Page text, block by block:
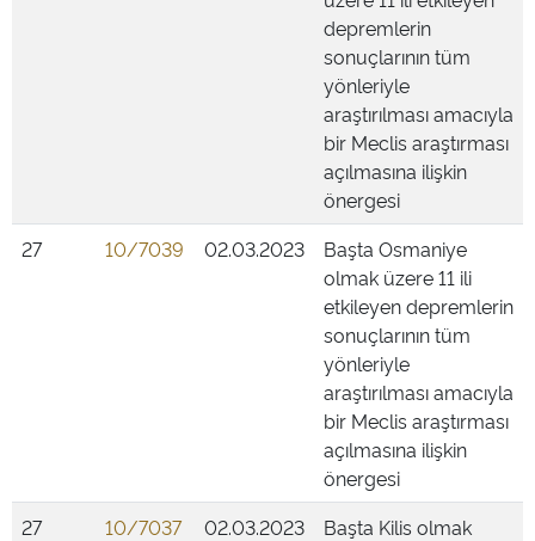
depremlerin
sonuçlarının tüm
yönleriyle
araştırılması amacıyla
bir Meclis araştırması
açılmasına ilişkin
önergesi
27
10/7039 02.03.2023
Başta Osmaniye
olmak üzere 11 ili
etkileyen depremlerin
sonuçlarının tüm
yönleriyle
araştırılması amacıyla
bir Meclis araştırması
açılmasına ilişkin
önergesi
27
10/7037 02.03.2023
Başta Kilis olmak